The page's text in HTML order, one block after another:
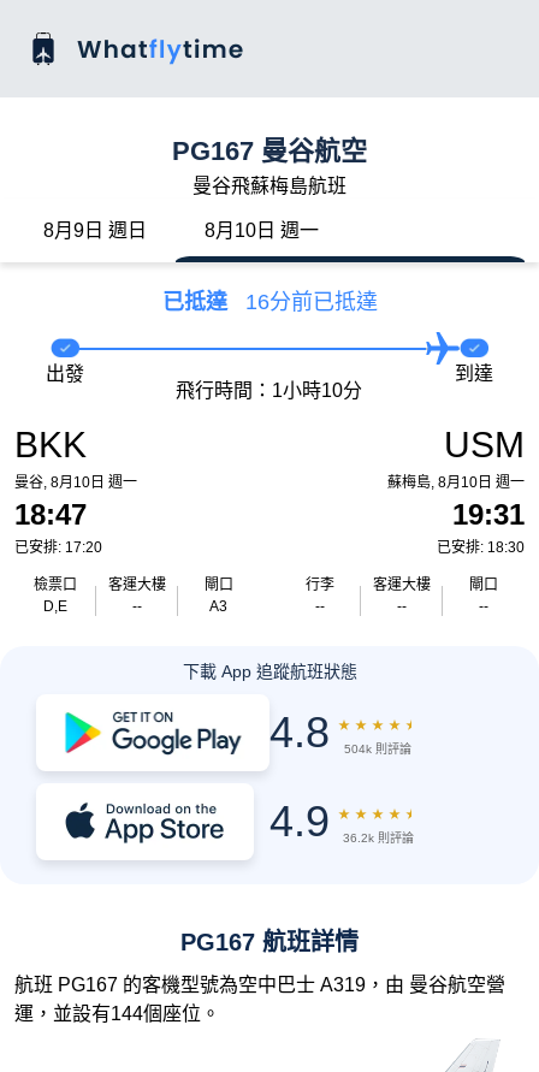
PG167 曼谷航空
曼谷飛蘇梅島航班
8月9日 週日 8月10日 週一
已抵達 16分前已抵達
BKK
曼谷, 8月10日 週一
18:47
已安排: 17:20
檢票口
D,E
客運大樓
--
閘口
A3
出發
飛行時間：1小時10分
到達
USM
蘇梅島, 8月10日 週一
19:31
已安排: 18:30
行李
--
客運大樓
--
閘口
--
下載 App 追蹤航班狀態
4.8 ★ ★ ★ ★ ★
504k 則評論
4.9 ★ ★ ★ ★ ★
36.2k 則評論
PG167 航班詳情
航班 PG167 的客機型號為空中巴士 A319，由 曼谷航空營
運，並設有144個座位。